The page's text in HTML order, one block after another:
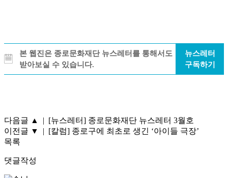
본 웹진은 종로문화재단 뉴스레터를 통해서도
받아보실 수 있습니다.
뉴스레터
구독하기
다음글 ▲ | [뉴스레터] 종로문화재단 뉴스레터 3월호
이전글 ▼ | [칼럼] 종로구에 최초로 생긴 ‘아이들 극장’
목록
댓글작성